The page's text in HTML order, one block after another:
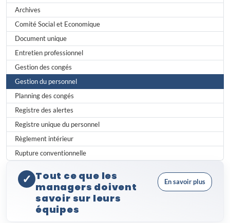
Archives
Comité Social et Economique
Document unique
Entretien professionnel
Gestion des congés
Gestion du personnel
Planning des congés
Registre des alertes
Registre unique du personnel
Règlement intérieur
Rupture conventionnelle
✓ Tout ce que les
managers doivent
savoir sur leurs
équipes
En savoir plus